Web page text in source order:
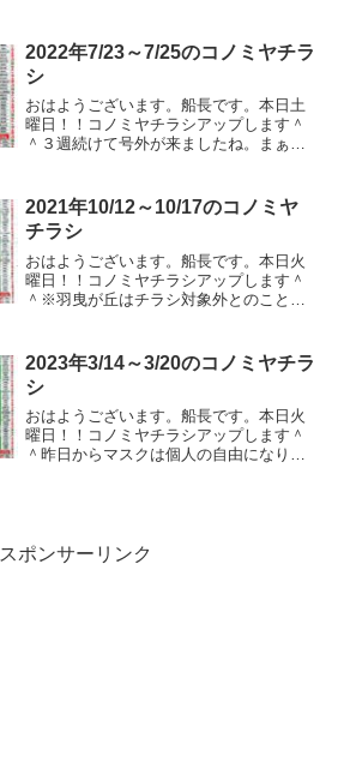
されている方結構多いんですね。ガスト
やバーミヤンのクーポンの...
2022年7/23～7/25のコノミヤチラ
シ
おはようございます。船長です。本日土
曜日！！コノミヤチラシアップします＾
＾３週続けて号外が来ましたね。まぁ、
（牛）まで載せてくるのは予想できなか
ったｗｗｗそんなこんなでチラシを...
2021年10/12～10/17のコノミヤ
チラシ
おはようございます。船長です。本日火
曜日！！コノミヤチラシアップします＾
＾※羽曳が丘はチラシ対象外とのこと。
に数人ペースで職場からでる罹患者。そ
んな恐怖と戦って得られる...
2023年3/14～3/20のコノミヤチラ
シ
おはようございます。船長です。本日火
曜日！！コノミヤチラシアップします＾
＾昨日からマスクは個人の自由になりま
スポンサーリンク